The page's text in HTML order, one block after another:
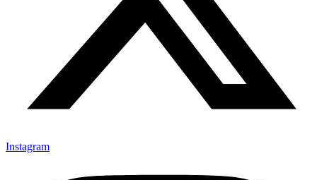
Instagram